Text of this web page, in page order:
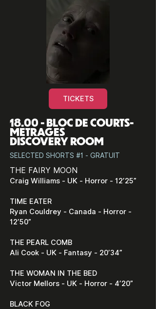
TICKETS
18.00 - BLOC DE COURTS-
METRAGES
DISCOVERY ROOM
SELECTED SHORTS #1 - GRATUIT
THE FAIRY MOON
Craig Williams - UK - Horror - 12’25”
TIME EATER
Ryan Couldrey - Canada - Horror -
12’50”
THE PEARL COMB
Ali Cook - UK - Fantasy - 20’34”
THE WOMAN IN THE BED
Victor Mellors - UK - Horror - 4’20”
BLACK FOG